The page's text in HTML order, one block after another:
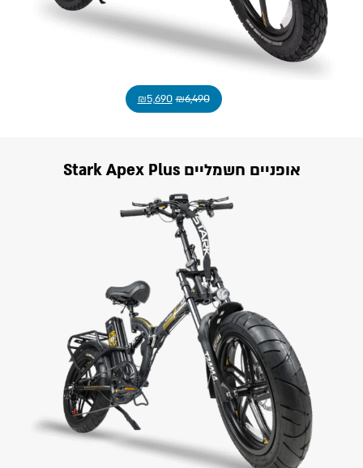
₪6,490
₪5,690
אופניים חשמליים Stark Apex Plus